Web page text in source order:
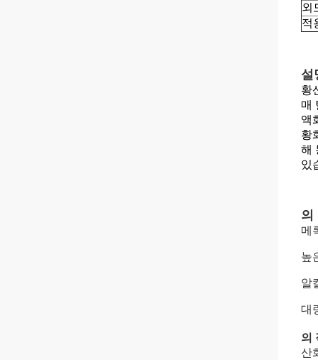
외
적
설
황
매
액
황
해
있
의
메
높
알
대
의
산